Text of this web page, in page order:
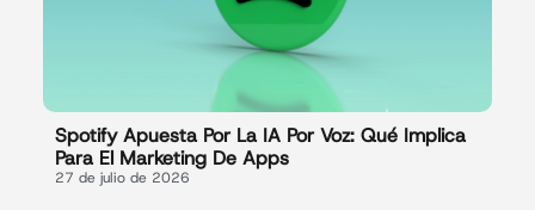
Spotify Apuesta Por La IA Por Voz: Qué Implica
Para El Marketing De Apps
27 de julio de 2026